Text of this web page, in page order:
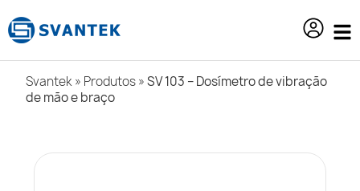
conteúdo
Svantek» Produtos»SV 103 – Dosímetro de vibração
de mão e braço